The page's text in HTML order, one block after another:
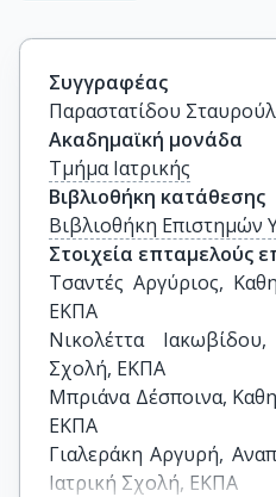
Συγγραφέας
Παραστατίδου
Ακαδημαϊκή μονάδα
Τμήμα Ιατρικής
Βιβλιοθήκη κατάθεσης
Βιβλιοθήκη Επιστημών
Στοιχεία επταμελούς
Τσαντές Αργύριος,
ΕΚΠΑ
Νικολέττα
Σχολή, ΕΚΠΑ
Μπριάνα Δέσποινα,
ΕΚΠΑ
Γιαλεράκη Αργυρή,
Ιατρική Σχολή, ΕΚΠΑ